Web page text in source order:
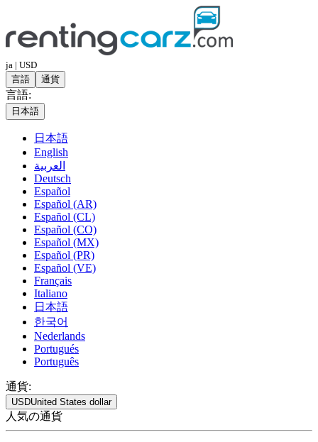
ja | USD
言語
通貨
言語:
日本語
日本語
English
العربية
Deutsch
Español
Español (AR)
Español (CL)
Español (CO)
Español (MX)
Español (PR)
Español (VE)
Français
Italiano
日本語
한국어
Nederlands
Portugués
Português
通貨:
USDUnited States dollar
人気の通貨